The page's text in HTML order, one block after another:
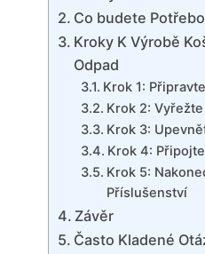
Co budete
Kroky K Výrobě
Odpad
Krok 1:
Krok 2:
Krok 3:
Krok 4:
Krok 5:
Příslušenství
Závěr
Často Kladené